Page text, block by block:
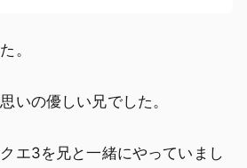
。
いの優しい兄でした。
エ3を兄と一緒にやっていまし